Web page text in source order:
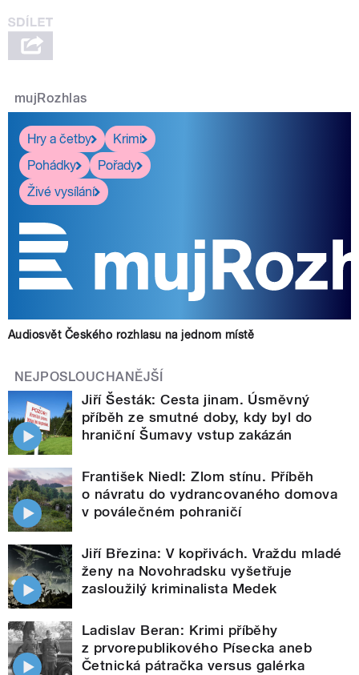
mujRozhlas
Hry a četby
Krimi
Pohádky
Pořady
Živé vysílání
Audiosvět Českého rozhlasu na jednom místě
NEJPOSLOUCHANĚJŠÍ
Jiří Šesták: Cesta jinam. Úsměvný
příběh ze smutné doby, kdy byl do
hraniční Šumavy vstup zakázán
František Niedl: Zlom stínu. Příběh
o návratu do vydrancovaného domova
v poválečném pohraničí
Jiří Březina: V kopřivách. Vraždu mladé
ženy na Novohradsku vyšetřuje
zasloužilý kriminalista Medek
Ladislav Beran: Krimi příběhy
z prvorepublikového Písecka aneb
Četnická pátračka versus galérka